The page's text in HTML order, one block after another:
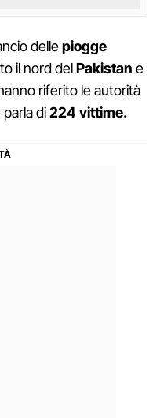
dellepiogge
il nord delPakistan e
riferito le autorità
parla di224 vittime.